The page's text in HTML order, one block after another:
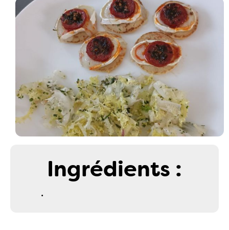
Ingrédients :
.